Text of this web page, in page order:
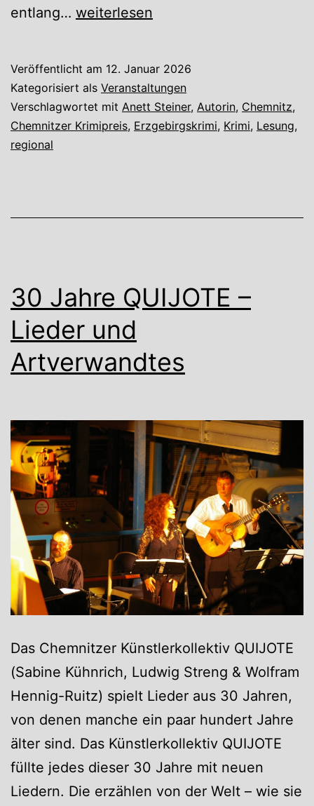
entlang… Moorgold
Erzgebirgskrimi
weiterlesen
Veröffentlicht am 12. Januar 2026
Kategorisiert als Veranstaltungen
Verschlagwortet mit Anett Steiner, Autorin, Chemnitz,
Chemnitzer Krimipreis, Erzgebirgskrimi, Krimi, Lesung,
regional
30 Jahre QUIJOTE –
Lieder und
Artverwandtes
Das Chemnitzer Künstlerkollektiv QUIJOTE
(Sabine Kühnrich, Ludwig Streng & Wolfram
Hennig-Ruitz) spielt Lieder aus 30 Jahren,
von denen manche ein paar hundert Jahre
älter sind. Das Künstlerkollektiv QUIJOTE
füllte jedes dieser 30 Jahre mit neuen
Liedern. Die erzählen von der Welt – wie sie